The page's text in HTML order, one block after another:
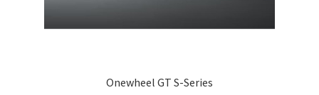
Onewheel GT S-Series